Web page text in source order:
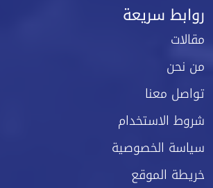
روابط سريعة
مقالات
من نحن
تواصل معنا
شروط الاستخدام
سياسة الخصوصية
خريطة الموقع